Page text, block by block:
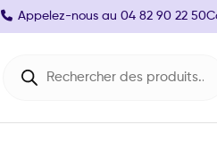
Appelez-nous au 04 82 90 22 50